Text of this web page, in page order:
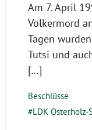
Am 7. April
Völkermord
Tagen
Tutsi und
[…]
Beschlüsse
LDK Osterholz-